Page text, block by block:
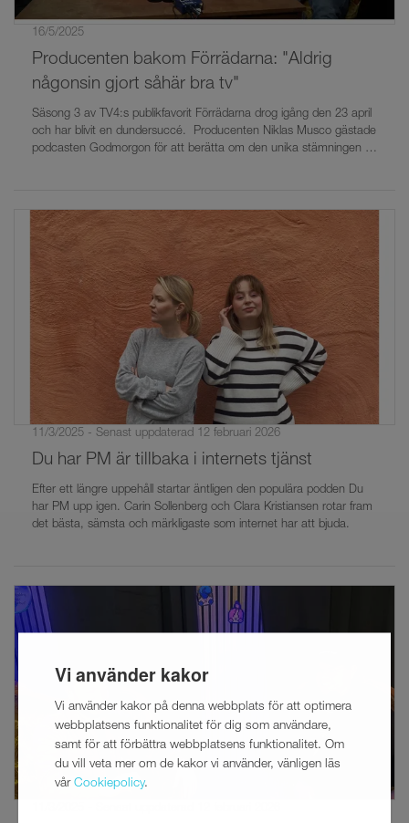
Vi använder kakor
Vi använder kakor på denna webbplats för att optimera
webbplatsens funktionalitet för dig som användare,
samt för att förbättra webbplatsens funktionalitet. Om
du vill veta mer om de kakor vi använder, vänligen läs
vår Cookiepolicy.
16/5/2025
Producenten bakom Förrädarna: "Aldrig
någonsin gjort såhär bra tv"
Säsong 3 av TV4:s publikfavorit Förrädarna drog igång den 23 april
och har blivit en dundersuccé. Producenten Niklas Musco gästade
podcasten Godmorgon för att berätta om den unika stämningen i
11/3/2025 - Senast uppdaterad 12 februari 2026
Du har PM är tillbaka i internets tjänst
Efter ett längre uppehåll startar äntligen den populära podden Du
har PM upp igen. Carin Sollenberg och Clara Kristiansen rotar fram
det bästa, sämsta och märkligaste som internet har att bjuda.